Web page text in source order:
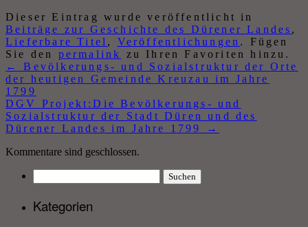
Dieser Eintrag wurde veröffentlicht in
Beiträge zur Geschichte des Dürener Landes ,
Lieferbare Titel , Veröffentlichungen . Fügen
Sie den permalink
zu Ihren Favoriten hinzu.
←
Bevölkerungs- und Sozialstruktur der Orte
der heutigen Gemeinde Kreuzau im Jahre
1799
DGV Projekt:Die Bevölkerungs- und
Sozialstruktur der Stadt Düren und des
Dürener Landes im Jahre 1799
→
Kommentare sind geschlossen.
nach:
Kategorien